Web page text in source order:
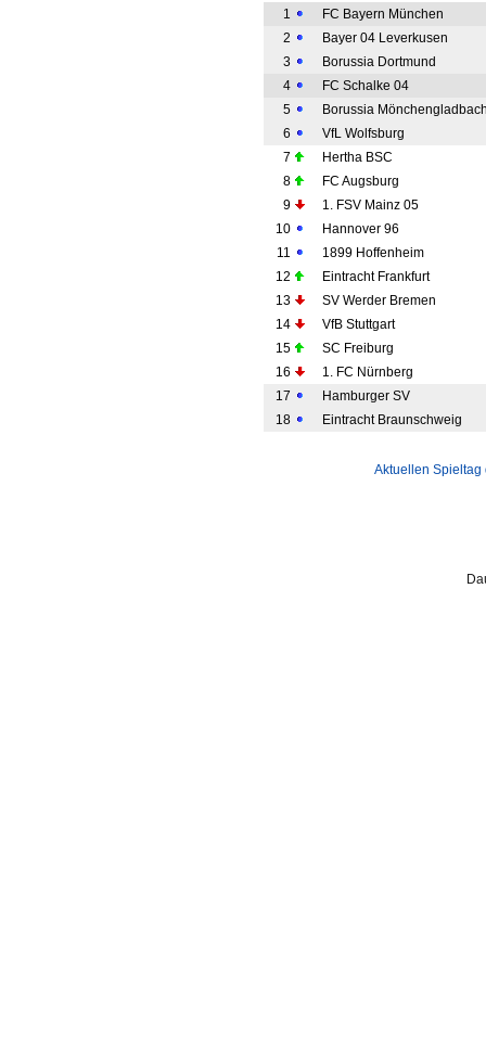
1
FC Bayern München
2
Bayer 04 Leverkusen
3
Borussia Dortmund
4
FC Schalke 04
5
Borussia
6
VfL Wolfsburg
7
Hertha BSC
8
FC Augsburg
9
1. FSV Mainz 05
10
Hannover 96
11
1899 Hoffenheim
12
Eintracht Frankfurt
13
SV Werder Bremen
14
VfB Stuttgart
15
SC Freiburg
16
1. FC Nürnberg
17
Hamburger SV
18
Eintracht Braunschweig
Aktuellen Spieltag